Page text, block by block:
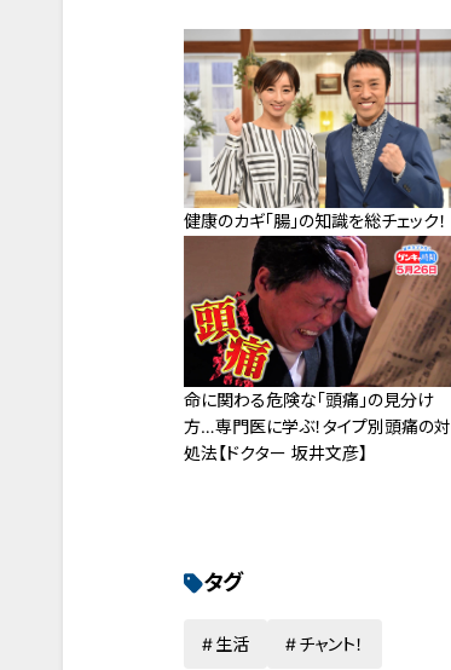
健康のカギ「腸」の知識を総チェック！
命に関わる危険な「頭痛」の見分け
方…専門医に学ぶ！タイプ別頭痛の対
処法【ドクター 坂井文彦】
タグ
生活 チャント！